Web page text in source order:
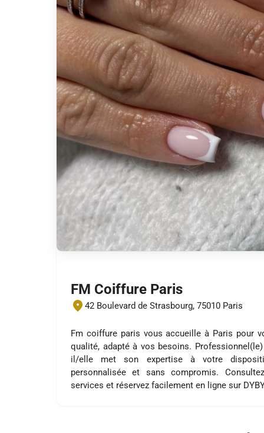
FM Coiffure Paris
42 Boulevard de Strasbourg, 75010 Paris
Fm coiffure paris vous accueille à Paris pour
qualité, adapté à vos besoins.
il/elle met son expertise à votre
personnalisée et sans compromis.
services et réservez facilement en ligne sur